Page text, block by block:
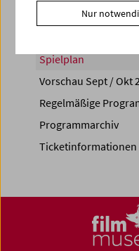
Spielplan
Vorschau Sept / Okt
Regelmäßige
Programmarchiv
Ticketinformationen
Nur